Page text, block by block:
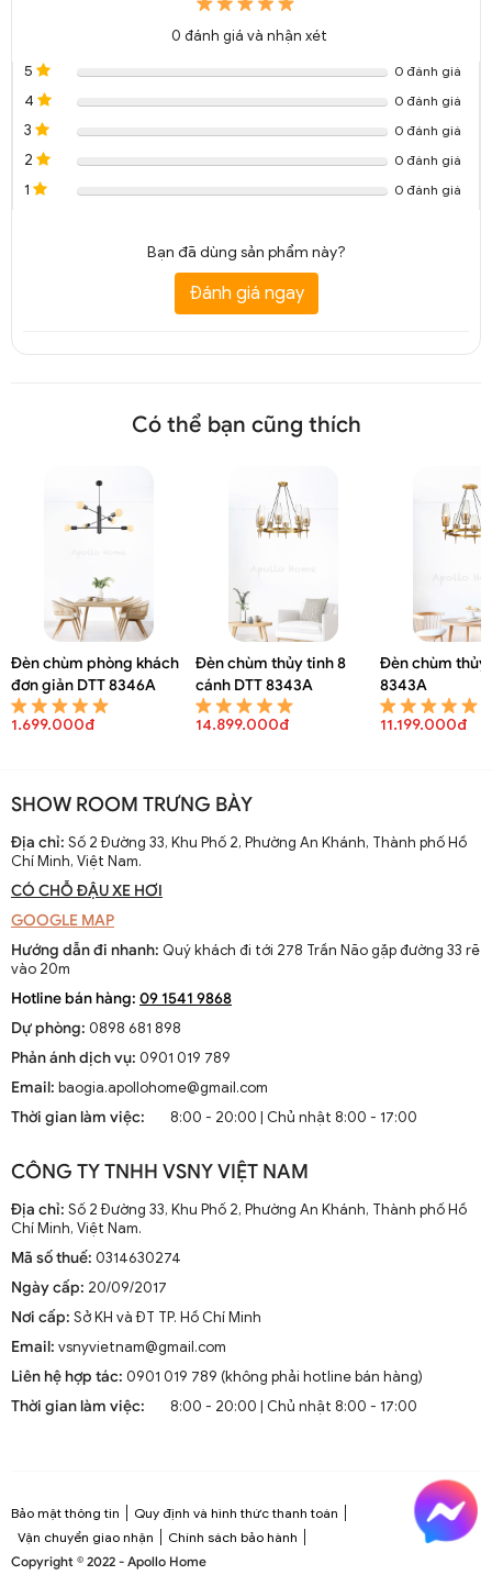
Đèn chùm cổ điển phòng khách nến đồng 10 tay DTT 4473A
Đèn chùm cổ điển phòng khách nến đồng 10 tay DTT 4473A
0 đánh giá và nhận xét
5
0 đánh giá
4 0 đánh giá
3 0 đánh giá
2 0 đánh giá
1 0 đánh giá
Bạn đã dùng sản phẩm này?
Đánh giá ngay
Có thể bạn cũng thích
Đèn chùm phòng khách
đơn giản DTT 8346A
1.699.000đ
Đèn chùm thủy tinh 8
cánh DTT 8343A
14.899.000đ
Đèn chùm thủy
8343A
11.199.000đ
SHOW ROOM TRƯNG BÀY
Địa chỉ: Số 2 Đường 33, Khu Phố 2, Phường An Khánh, Thành phố Hồ
Chí Minh, Việt Nam.
CÓ CHỖ ĐẬU XE HƠI
GOOGLE MAP
Hướng dẫn đi nhanh: Quý khách đi tới 278 Trần Não gặp đường 33 rẽ
vào 20m
Hotline bán hàng: 09 1541 9868
Dự phòng: 0898 681 898
Phản ánh dịch vụ: 0901 019 789
Email: baogia.apollohome@gmail.com
Thời gian làm việc:
8:00 - 20:00 | Chủ nhật 8:00 - 17:00
CÔNG TY TNHH VSNY VIỆT NAM
Địa chỉ: Số 2 Đường 33, Khu Phố 2, Phường An Khánh, Thành phố Hồ
Chí Minh, Việt Nam.
Mã số thuế: 0314630274
Ngày cấp: 20/09/2017
Nơi cấp: Sở KH và ĐT TP. Hồ Chí Minh
Email: vsnyvietnam@gmail.com
Liên hệ hợp tác: 0901 019 789 (không phải hotline bán hàng)
Thời gian làm việc:
8:00 - 20:00 | Chủ nhật 8:00 - 17:00
Bảo mật thông tin
Quy định và hình thức thanh toán
Vận chuyển giao nhận
Chính sách bảo hành
Copyright © 2022 - Apollo Home